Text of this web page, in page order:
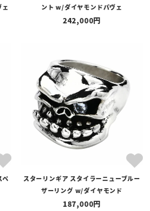
ント w/ダイヤモンドパヴェ
242,000
ペ
スターリンギア スタイラーニューブルー
ザーリング w/ダイヤモンド
187,000